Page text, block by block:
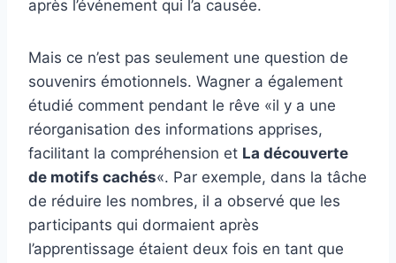
après l’événement qui l’a causée.
Mais ce n’est pas seulement une question de
souvenirs émotionnels. Wagner a également
étudié comment pendant le rêve «il y a une
réorganisation des informations apprises,
facilitant la compréhension et La découverte
de motifs cachés«. Par exemple, dans la tâche
de réduire les nombres, il a observé que les
participants qui dormaient après
l’apprentissage étaient deux fois en tant que